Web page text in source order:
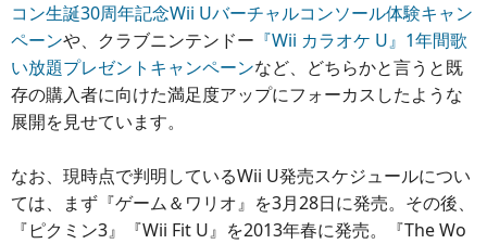
コン生誕30周年記念Wii Uバーチャルコンソール体験キャン
ペーンや、クラブニンテンドー 『Wii カラオケ U』1年間歌
い放題プレゼントキャンペーンなど、どちらかと言うと既
存の購入者に向けた満足度アップにフォーカスしたような
展開を見せています。
なお、現時点で判明しているWii U発売スケジュールについ
ては、まず『ゲーム＆ワリオ』を3月28日に発売。その後、
『ピクミン3』『Wii Fit U』を2013年春に発売。『The Wo